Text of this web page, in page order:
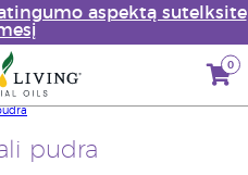
aspektą sutelksite
0
pudra